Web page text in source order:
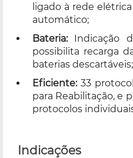
ligado à rede
automático;
Bateria:Indicação
possibilita recarga
baterias descartáveis;
Eficiente:33
para Reabilitação, e
protocolos
Indicações